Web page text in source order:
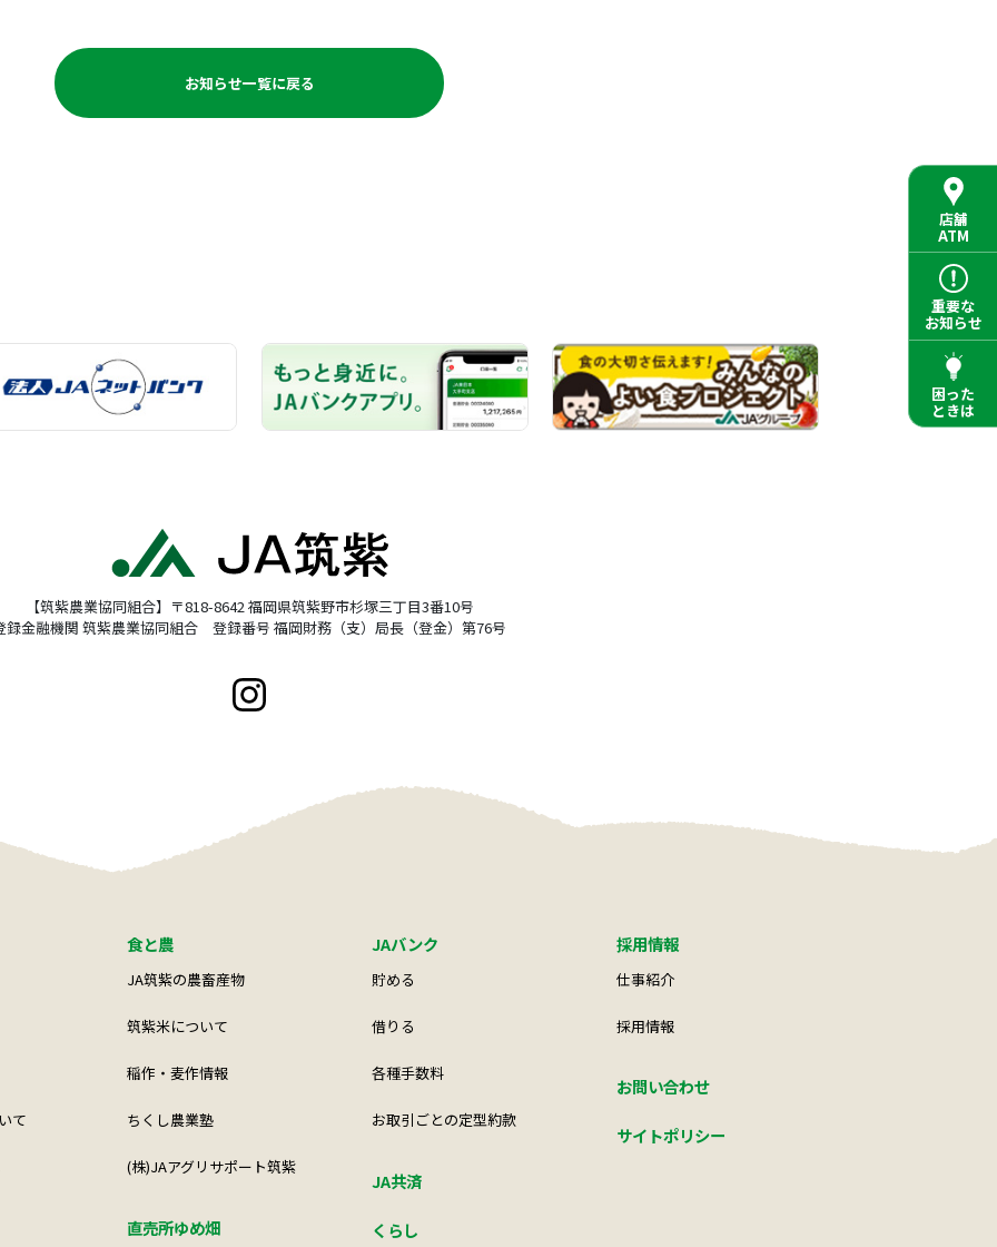
店舗
ATM
重要な
お知らせ
困った
ときは
お知らせ一覧に戻る
【筑紫農業協同組合】〒818-8642 福岡県筑紫野市杉塚三丁目3番10号
録金融機関 筑紫農業協同組合 登録番号 福岡財務（支）局長（登金）第76号
て
食と農
JA筑紫の農畜産物
筑紫米について
稲作・麦作情報
ちくし農業塾
(株)JAアグリサポート筑紫
直売所ゆめ畑
JAバンク
貯める
借りる
各種手数料
お取引ごとの定型約款
JA共済
くらし
採用情報
仕事紹介
採用情報
お問い合わせ
サイトポリシー